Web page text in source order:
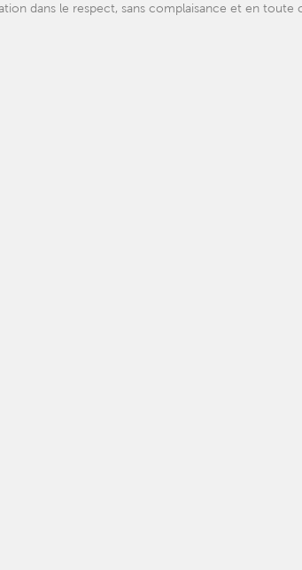
dans le respect, sans complaisance et en toute